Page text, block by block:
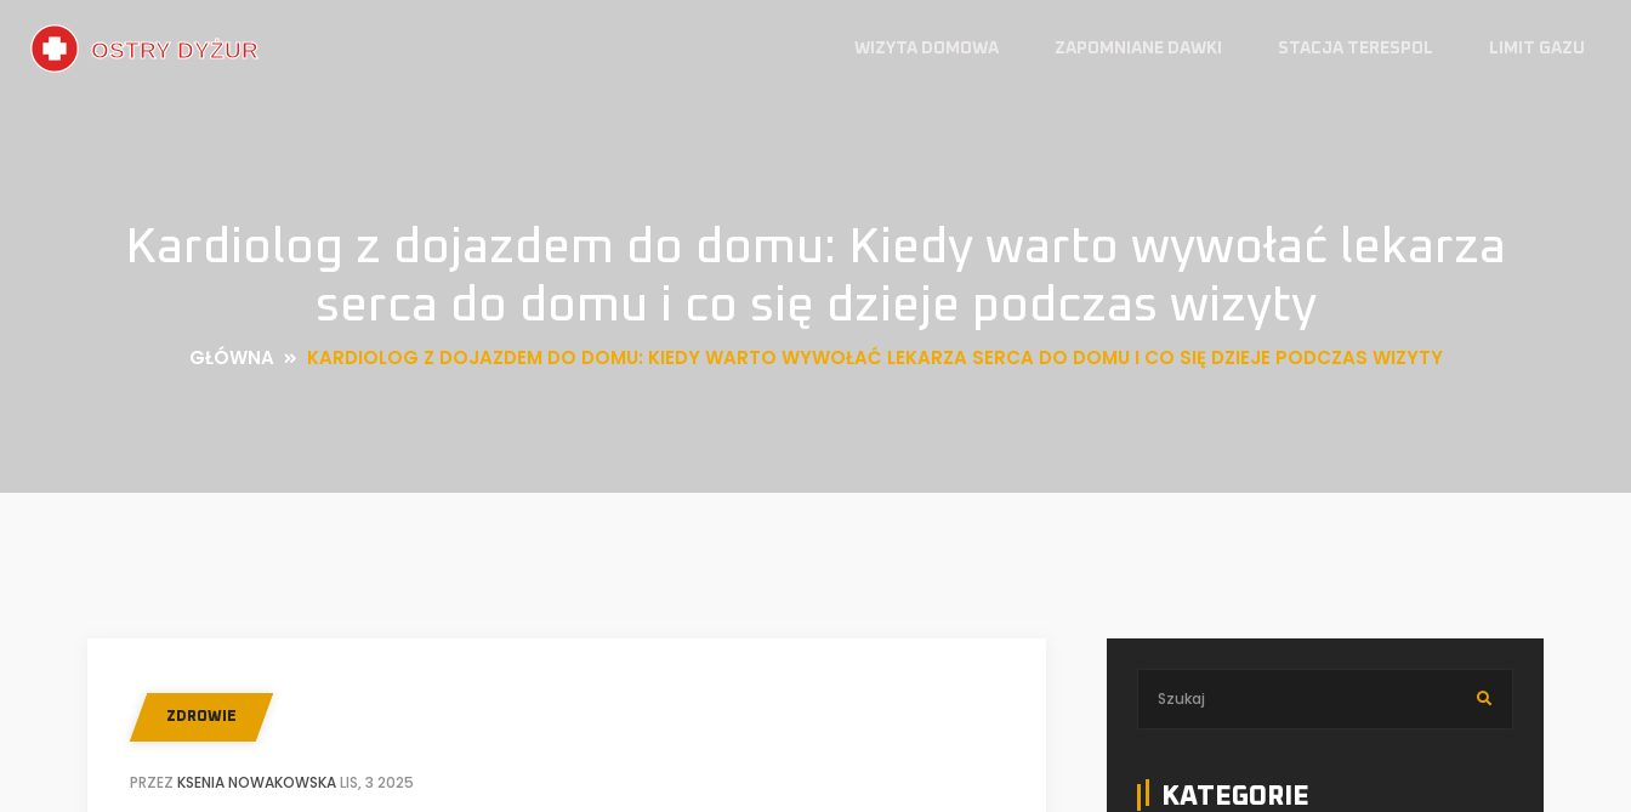
WIZYTA DOMOWA ZAPOMNIANE DAWKI STACJA TERESPOL LIMIT GAZU
Kardiolog z dojazdem do domu: Kiedy warto wywołać lekarza
serca do domu i co się dzieje podczas wizyty
GŁÓWNA KARDIOLOG Z DOJAZDEM DO DOMU: KIEDY WARTO WYWOŁAĆ LEKARZA SERCA DO DOMU I CO SIĘ DZIEJE PODCZAS WIZYTY
ZDROWIE
PRZEZ KSENIA NOWAKOWSKALIS, 3 2025
KATEGORIE